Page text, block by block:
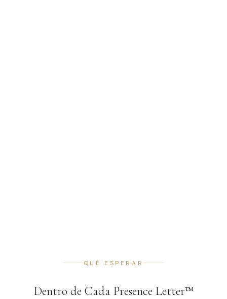
QUÉ ESPERAR
Dentro de Cada Presence Letter™